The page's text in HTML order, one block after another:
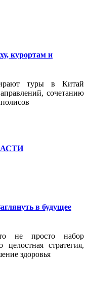
курортам и
туры в Китай
сочетанию
в будущее
не просто набор
стратегия,
здоровья